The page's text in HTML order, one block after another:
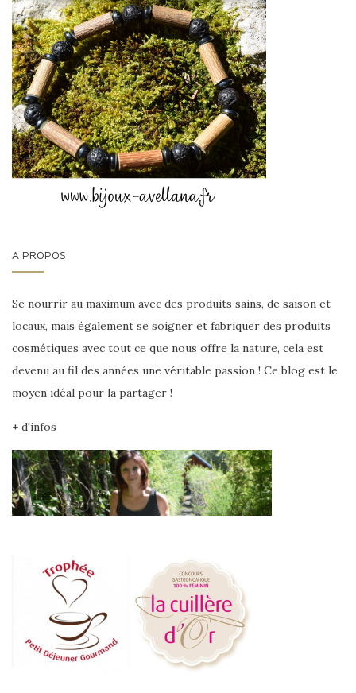
A PROPOS
Se nourrir au maximum avec des produits sains, de saison et
locaux, mais également se soigner et fabriquer des produits
cosmétiques avec tout ce que nous offre la nature, cela est
devenu au fil des années une véritable passion ! Ce blog est le
moyen idéal pour la partager !
+ d'infos